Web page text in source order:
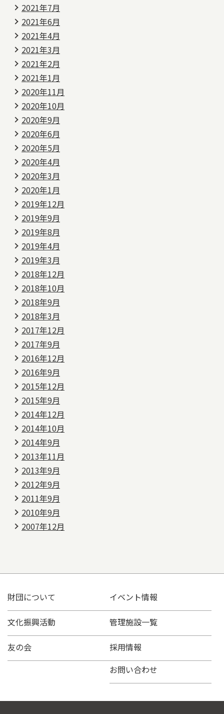
2021年7月
2021年6月
2021年4月
2021年3月
2021年2月
2021年1月
2020年11月
2020年10月
2020年9月
2020年6月
2020年5月
2020年4月
2020年3月
2020年1月
2019年12月
2019年9月
2019年8月
2019年4月
2019年3月
2018年12月
2018年10月
2018年9月
2018年3月
2017年12月
2017年9月
2016年12月
2016年9月
2015年12月
2015年9月
2014年12月
2014年10月
2014年9月
2013年11月
2013年9月
2012年9月
2011年9月
2010年9月
2007年12月
財団について イベント情報
文化振興活動 管理施設一覧
友の会
採用情報
お問い合わせ